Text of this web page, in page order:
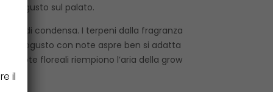
il gusto sul palato.
di condensa. I terpeni dalla fragranza
retrogusto con note aspre ben si adatta
note floreali riempiono l’aria della grow
il